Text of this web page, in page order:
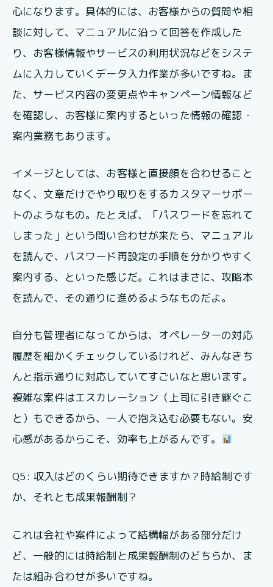
心になります。具体的には、お客様からの質問や相
談に対して、マニュアルに沿って回答を作成した
り、お客様情報やサービスの利用状況などをシステ
ムに入力していくデータ入力作業が多いですね。ま
た、サービス内容の変更点やキャンペーン情報など
を確認し、お客様に案内するといった情報の確認・
案内業務もあります。
イメージとしては、お客様と直接顔を合わせること
なく、文章だけでやり取りをするカスタマーサポー
トのようなもの。たとえば、「パスワードを忘れて
しまった」という問い合わせが来たら、マニュアル
を読んで、パスワード再設定の手順を分かりやすく
案内する、といった感じだ。これはまさに、攻略本
を読んで、その通りに進めるようなものだよ。
自分も管理者になってからは、オペレーターの対応
履歴を細かくチェックしているけれど、みんなきち
んと指示通りに対応していてすごいなと思います。
複雑な案件はエスカレーション（上司に引き継ぐこ
と）もできるから、一人で抱え込む必要もない。安
心感があるからこそ、効率も上がるんです。
Q5: 収入はどのくらい期待できますか？時給制です
か、それとも成果報酬制？
これは会社や案件によって結構幅がある部分だけ
ど、一般的には時給制と成果報酬制のどちらか、ま
たは組み合わせが多いですね。